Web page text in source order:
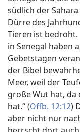
südlich der
Dürre des
Tieren ist bedroht.
in Senegal haben
Gebetstagen
der Bibel
Meer, weil der
große Wut hat, da
hat.“ (Offb. 12:12)
aber nicht nur